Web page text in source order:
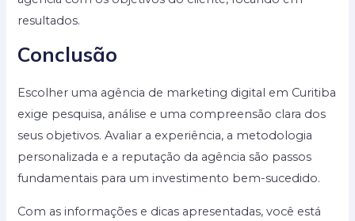
resultados.
Conclusão
Escolher uma agência de marketing digital em Curitiba
exige pesquisa, análise e uma compreensão clara dos
seus objetivos. Avaliar a experiência, a metodologia
personalizada e a reputação da agência são passos
fundamentais para um investimento bem-sucedido.
Com as informações e dicas apresentadas, você está